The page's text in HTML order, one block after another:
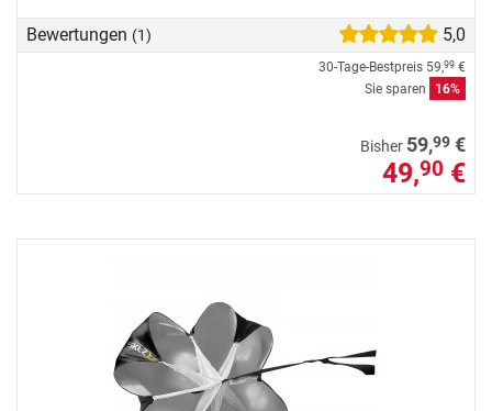
Bewertungen (1) 5,0
30-Tage-Bestpreis 59,99 €
Sie sparen
16%
Bisher 59,99 €
49,90 €